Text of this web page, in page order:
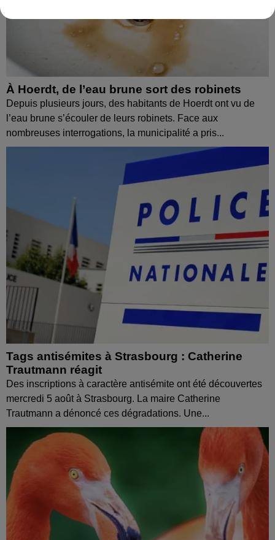
À Hoerdt, de l’eau brune sort des robinets
Depuis plusieurs jours, des habitants de Hoerdt ont vu de
l’eau brune s’écouler de leurs robinets. Face aux
nombreuses interrogations, la municipalité a pris...
Tags antisémites à Strasbourg : Catherine
Trautmann réagit
Des inscriptions à caractère antisémite ont été découvertes
mercredi 5 août à Strasbourg. La maire Catherine
Trautmann a dénoncé ces dégradations. Une...